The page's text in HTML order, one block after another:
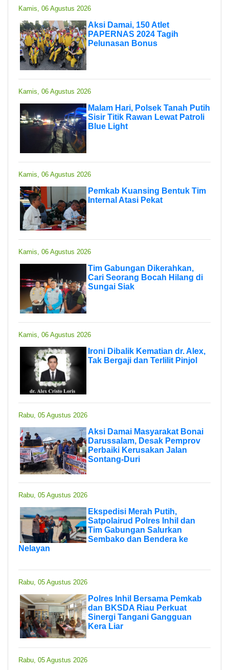
Kamis, 06 Agustus 2026
Aksi Damai, 150 Atlet
PAPERNAS 2024 Tagih
Pelunasan Bonus
Kamis, 06 Agustus 2026
Malam Hari, Polsek Tanah Putih
Sisir Titik Rawan Lewat Patroli
Blue Light
Kamis, 06 Agustus 2026
Pemkab Kuansing Bentuk Tim
Internal Atasi Pekat
Kamis, 06 Agustus 2026
Tim Gabungan Dikerahkan,
Cari Seorang Bocah Hilang di
Sungai Siak
Kamis, 06 Agustus 2026
Ironi Dibalik Kematian dr. Alex,
Tak Bergaji dan Terlilit Pinjol
Rabu, 05 Agustus 2026
Aksi Damai Masyarakat Bonai
Darussalam, Desak Pemprov
Perbaiki Kerusakan Jalan
Sontang-Duri
Rabu, 05 Agustus 2026
Ekspedisi Merah Putih,
Satpolairud Polres Inhil dan
Tim Gabungan Salurkan
Sembako dan Bendera ke
Nelayan
Rabu, 05 Agustus 2026
Polres Inhil Bersama Pemkab
dan BKSDA Riau Perkuat
Sinergi Tangani Gangguan
Kera Liar
Rabu, 05 Agustus 2026